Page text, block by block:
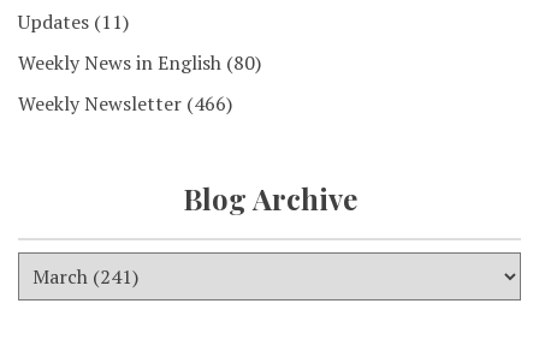
Updates (11)
Weekly News in English (80)
Weekly Newsletter (466)
Blog Archive